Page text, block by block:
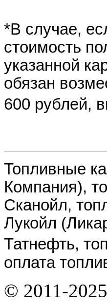
*В случае,
стоимость
указанной
обязан
600 рублей,
Топливные
Компания),
Сканойл,
Лукойл
Татнефть,
оплата
© 2011-